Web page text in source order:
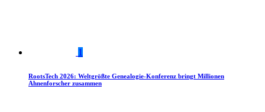
1
RootsTech 2026: Weltgrößte Genealogie-Konferenz bringt Millionen
Ahnenforscher zusammen